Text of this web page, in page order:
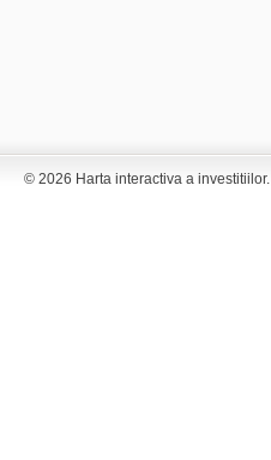
© 2026 Harta interactiva a investitiilor.